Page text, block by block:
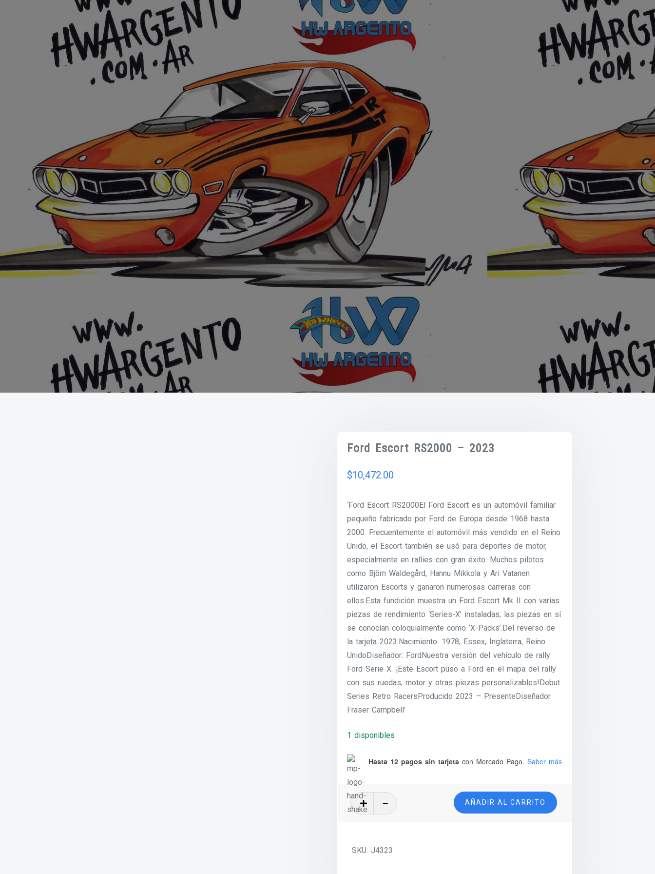
Ford Escort RS2000 – 2023
$10,472.00
‘Ford Escort RS2000El Ford Escort es un automóvil familiar
pequeño fabricado por Ford de Europa desde 1968 hasta
2000. Frecuentemente el automóvil más vendido en el Reino
Unido, el Escort también se usó para deportes de motor,
especialmente en rallies con gran éxito. Muchos pilotos
como Björn Waldegård, Hannu Mikkola y Ari Vatanen
utilizaron Escorts y ganaron numerosas carreras con
ellos.Esta fundición muestra un Ford Escort Mk II con varias
piezas de rendimiento ‘Series-X’ instaladas; las piezas en sí
se conocían coloquialmente como ‘X-Packs’.Del reverso de
la tarjeta 2023:Nacimiento: 1978, Essex, Inglaterra, Reino
UnidoDiseñador: FordNuestra versión del vehículo de rally
Ford Serie X. ¡Este Escort puso a Ford en el mapa del rally
con sus ruedas, motor y otras piezas personalizables!Debut
Series Retro RacersProducido 2023 – PresenteDiseñador
Fraser Campbell’
1 disponibles
Hasta 12 pagos sin tarjeta con Mercado Pago. Saber más
Ford
Escort
2023
AÑADIR AL CARRITO
SKU:J4323